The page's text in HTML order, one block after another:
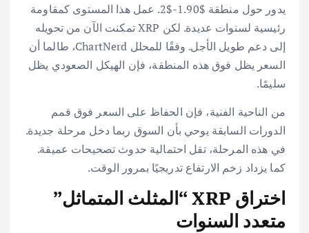
يدور حول منطقة $1.90-$2. عمل هذا المستوى كمقاومة
رئيسية لسنوات عديدة. لكن XRP تمكنت الآن من تحويله
إلى دعم طويل الأجل. وفقًا للمحلل ChartNerd، طالما أن
السعر يظل فوق هذه المنطقة، فإن الهيكل الصعودي يظل
سليمًا.
من الناحية الفنية، فإن الحفاظ على السعر فوق قمم
الدورات السابقة يوحي بأن السوق ربما دخل مرحلة جديدة.
في هذه المرحلة، تقل احتمالية حدوث تصحيحات عميقة.
كما يزداد زخم الارتفاع تدريجيًا بمرور الوقت.
اختراق XRP “المثلث المتماثل”
متعدد السنوات